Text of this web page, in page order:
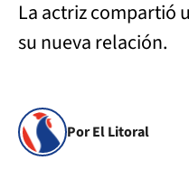
La actriz compartió
su nueva relación.
Por El Litoral